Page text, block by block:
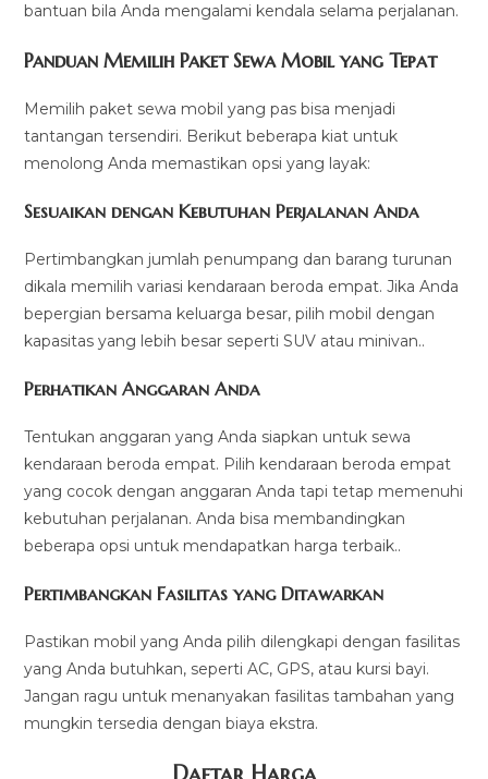
bantuan bila Anda mengalami kendala selama perjalanan.
Panduan Memilih Paket Sewa Mobil yang Tepat
Memilih paket sewa mobil yang pas bisa menjadi
tantangan tersendiri. Berikut beberapa kiat untuk
menolong Anda memastikan opsi yang layak:
Sesuaikan dengan Kebutuhan Perjalanan Anda
Pertimbangkan jumlah penumpang dan barang turunan
dikala memilih variasi kendaraan beroda empat. Jika Anda
bepergian bersama keluarga besar, pilih mobil dengan
kapasitas yang lebih besar seperti SUV atau minivan..
Perhatikan Anggaran Anda
Tentukan anggaran yang Anda siapkan untuk sewa
kendaraan beroda empat. Pilih kendaraan beroda empat
yang cocok dengan anggaran Anda tapi tetap memenuhi
kebutuhan perjalanan. Anda bisa membandingkan
beberapa opsi untuk mendapatkan harga terbaik..
Pertimbangkan Fasilitas yang Ditawarkan
Pastikan mobil yang Anda pilih dilengkapi dengan fasilitas
yang Anda butuhkan, seperti AC, GPS, atau kursi bayi.
Jangan ragu untuk menanyakan fasilitas tambahan yang
mungkin tersedia dengan biaya ekstra.